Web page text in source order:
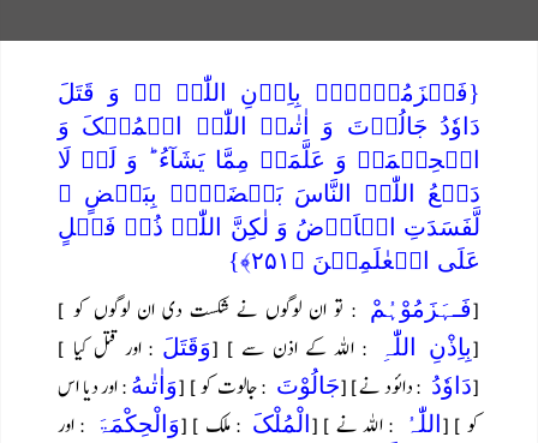
{فَہَزَمُوۡہُمۡ بِاِذۡنِ اللّٰہِ ۟ۙ وَ قَتَلَ
دَاوٗدُ جَالُوۡتَ وَ اٰتٰىہُ اللّٰہُ الۡمُلۡکَ وَ
الۡحِکۡمَۃَ وَ عَلَّمَہٗ مِمَّا یَشَآءُ ؕ وَ لَوۡ لَا
دَفۡعُ اللّٰہِ النَّاسَ بَعۡضَہُمۡ بِبَعۡضٍ ۙ
لَّفَسَدَتِ الۡاَرۡضُ وَ لٰکِنَّ اللّٰہَ ذُوۡ فَضۡلٍ
عَلَی الۡعٰلَمِیۡنَ ﴿۲۵۱﴾}
[فَـہَزَمُوْہُمْ
: تو ان لوگوں نے شکست دی ان لوگوں کو ]
[بِاِذْنِ اللّٰہِ : اللہ کے اذن سے ] [وَقَتَلَ: اور قتل کیا ]
[دَاوٗدُ : دائود نے] [جَالُوْتَ : جالوت کو ] [وَاٰتٰىهُ: اور دیا اس
کو ] [ اللّٰہُ : اللہ نے ] [ الْمُلْکَ : ملک ] [وَالْحِکْمَۃَ : اور